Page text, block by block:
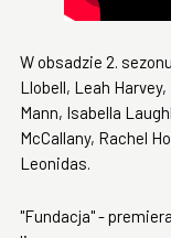
W obsadzie 2.
Llobell, Leah
Mann, Isabella
McCallany, Rachel
Leonidas.
"Fundacja" -